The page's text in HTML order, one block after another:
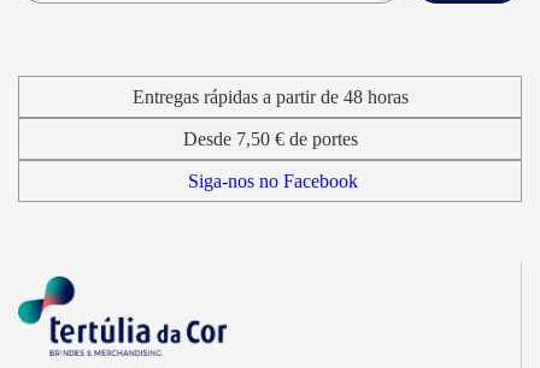
Entregas rápidas a partir de 48 horas
Desde 7,50 € de portes
Siga-nos no Facebook